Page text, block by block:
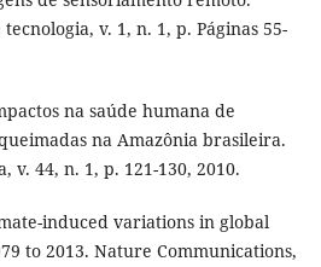
v. 1, n. 1, p. Páginas 55-
na saúde humana de
na Amazônia brasileira.
v. 44, n. 1, p. 121-130, 2010.
induced variations in global
to 2013. Nature Communications,